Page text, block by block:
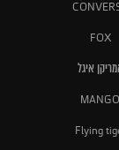
FOX
איגל
MANGO
Flying